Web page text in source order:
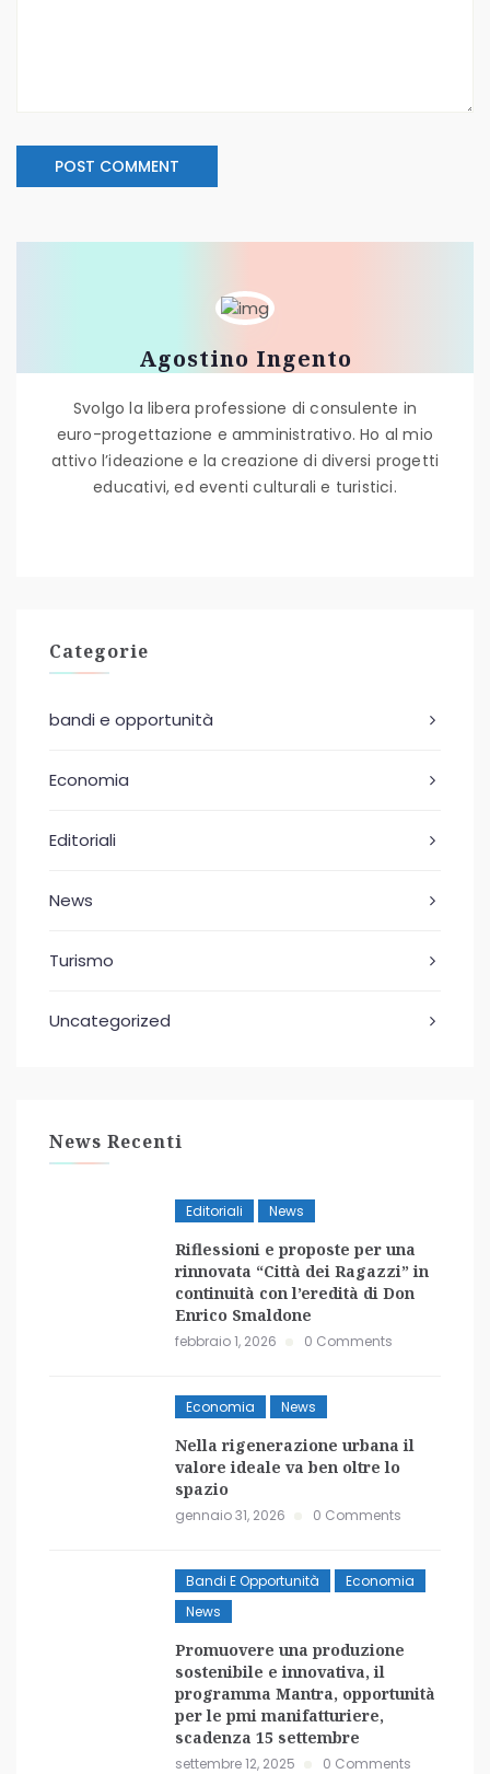
Agostino Ingento
Svolgo la libera professione di consulente in
euro-progettazione e amministrativo. Ho al mio
attivo l’ideazione e la creazione di diversi progetti
educativi, ed eventi culturali e turistici.
Categorie
bandi e opportunità
Economia
Editoriali
News
Turismo
Uncategorized
News Recenti
Editoriali News
Riflessioni e proposte per una
rinnovata “Città dei Ragazzi” in
continuità con l’eredità di Don
Enrico Smaldone
febbraio 1, 2026 0 Comments
Economia News
Nella rigenerazione urbana il
valore ideale va ben oltre lo
spazio
gennaio 31, 2026 0 Comments
Bandi E Opportunità
Economia
News
Promuovere una produzione
sostenibile e innovativa, il
programma Mantra, opportunità
per le pmi manifatturiere,
scadenza 15 settembre
settembre 12, 2025 0 Comments